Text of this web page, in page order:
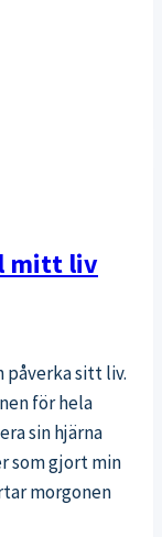
mitt liv
påverka sitt liv.
för hela
sin hjärna
som gjort min
morgonen